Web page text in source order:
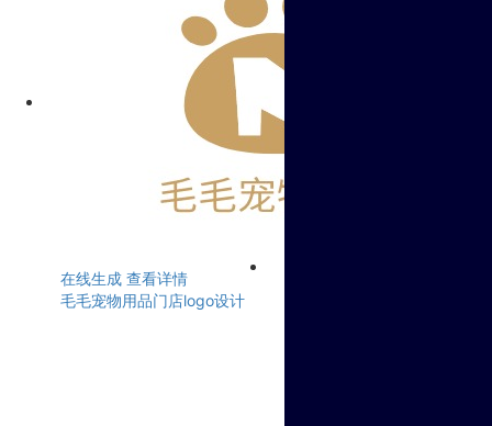
在线生成 查看详情
毛毛宠物用品门店logo设计